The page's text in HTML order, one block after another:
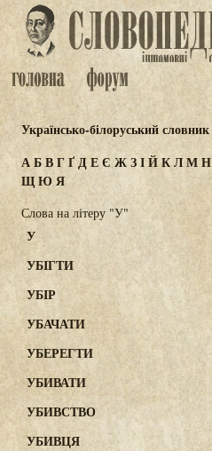
Українсько-білоруський словник
АБВГҐДЕЄ ЖЗІЙКЛМН
ЩЮ Я
Слова на літеру "У"
У
УБІГТИ
УБІР
УБАЧАТИ
УБЕРЕГТИ
УБИВАТИ
УБИВСТВО
УБИВЦЯ